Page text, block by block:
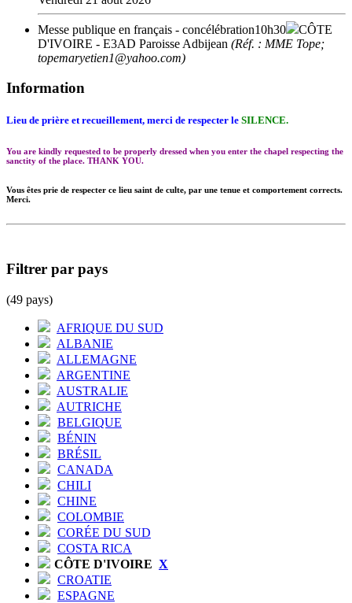
Messe publique en français - concélébration10h30
CÔTE
D'IVOIRE - E3AD Paroisse Adbijean (Réf. : MME Tope;
topemaryetien1@yahoo.com)
Information
Lieu de prière et recueillement, merci de respecter le SILENCE.
You are kindly requested to be properly dressed when you enter the chapel respecting the
sanctity of the place. THANK YOU.
Vous êtes prie de respecter ce lieu saint de culte, par une tenue et comportement corrects.
Merci.
Filtrer par pays
(49 pays)
AFRIQUE DU SUD
ALBANIE
ALLEMAGNE
ARGENTINE
AUSTRALIE
AUTRICHE
BELGIQUE
BÉNIN
BRÉSIL
CANADA
CHILI
CHINE
COLOMBIE
CORÉE DU SUD
COSTA RICA
CÔTE D'IVOIRE X
CROATIE
ESPAGNE